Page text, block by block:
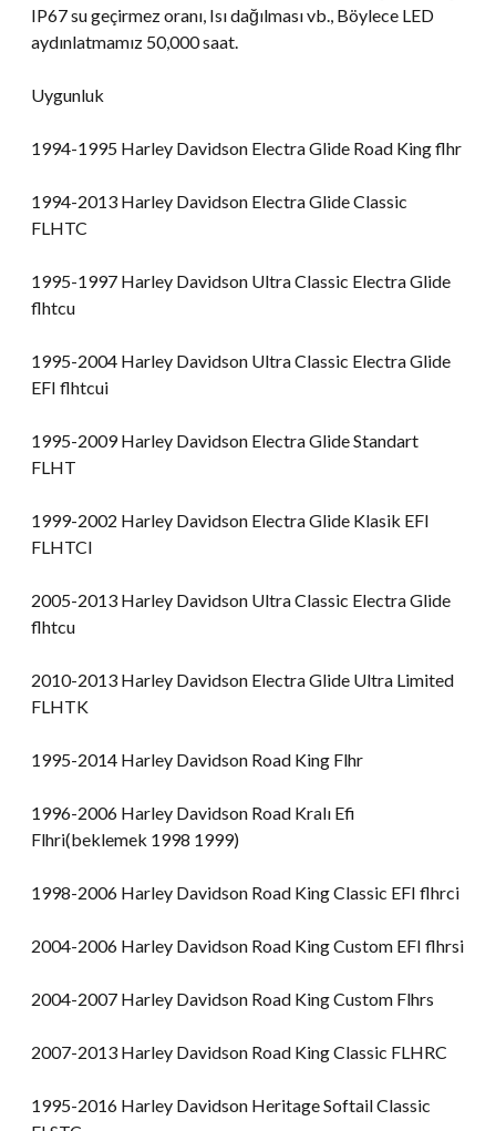
IP67 su geçirmez oranı, Isı dağılması vb., Böylece LED
aydınlatmamız 50,000 saat.
Uygunluk
1994-1995 Harley Davidson Electra Glide Road King flhr
1994-2013 Harley Davidson Electra Glide Classic
FLHTC
1995-1997 Harley Davidson Ultra Classic Electra Glide
flhtcu
1995-2004 Harley Davidson Ultra Classic Electra Glide
EFI flhtcui
1995-2009 Harley Davidson Electra Glide Standart
FLHT
1999-2002 Harley Davidson Electra Glide Klasik EFI
FLHTCI
2005-2013 Harley Davidson Ultra Classic Electra Glide
flhtcu
2010-2013 Harley Davidson Electra Glide Ultra Limited
FLHTK
1995-2014 Harley Davidson Road King Flhr
1996-2006 Harley Davidson Road Kralı Efi
Flhri(beklemek 1998 1999)
1998-2006 Harley Davidson Road King Classic EFI flhrci
2004-2006 Harley Davidson Road King Custom EFI flhrsi
2004-2007 Harley Davidson Road King Custom Flhrs
2007-2013 Harley Davidson Road King Classic FLHRC
1995-2016 Harley Davidson Heritage Softail Classic